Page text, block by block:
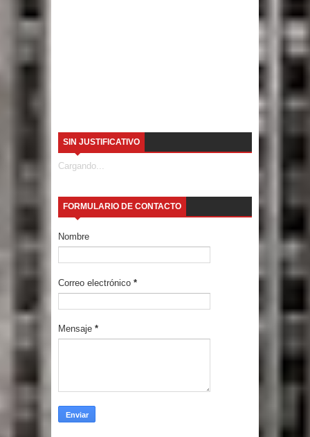
SIN JUSTIFICATIVO
Cargando...
FORMULARIO DE CONTACTO
Nombre
Correo electrónico *
Mensaje *